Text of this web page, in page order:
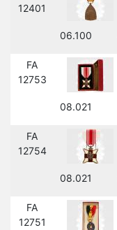
12401
06.100
FA
12753
08.021
FA
12754
08.021
FA
12751